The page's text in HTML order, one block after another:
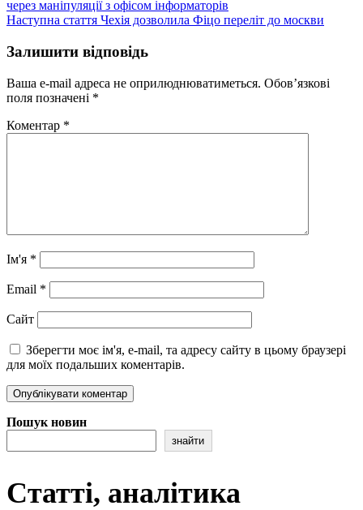
Наступна стаття Наступний
Чехія дозволила Фіцо переліт до москви
Залишити відповідь
Ваша e-mail адреса не оприлюднюватиметься. Обов’язкові
поля позначені *
Коментар *
Ім'я *
Email *
Сайт
Зберегти моє ім'я, e-mail, та адресу сайту в цьому браузері
для моїх подальших коментарів.
Пошук новин
знайти
Статті, аналітика